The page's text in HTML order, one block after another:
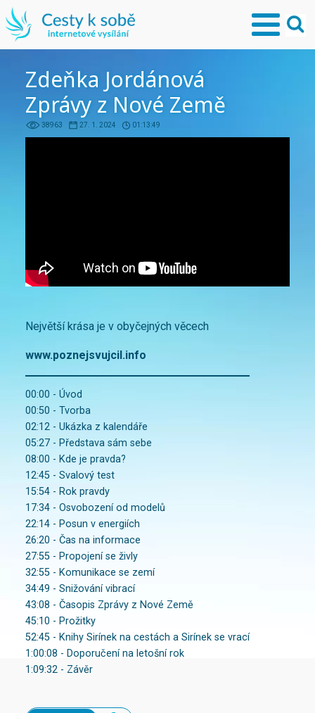
Zdeňka Jordánová
Zprávy z Nové Země
38963 27. 1. 2024 01:13:49
Největší krása je v obyčejných věcech
www.poznejsvujcil.info
00:00 - Úvod
00:50 - Tvorba
02:12 - Ukázka z kalendáře
05:27 - Představa sám sebe
08:00 - Kde je pravda?
12:45 - Svalový test
15:54 - Rok pravdy
17:34 - Osvobození od modelů
22:14 - Posun v energiích
26:20 - Čas na informace
27:55 - Propojení se živly
32:55 - Komunikace se zemí
34:49 - Snižování vibrací
43:08 - Časopis Zprávy z Nové Země
45:10 - Prožitky
52:45 - Knihy Sirínek na cestách a Sirínek se vrací
1:00:08 - Doporučení na letošní rok
1:09:32 - Závěr